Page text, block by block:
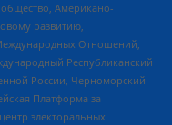
Американо-
развитию,
Отношений,
Республиканский
России, Черноморский
Платформа за
электоральных